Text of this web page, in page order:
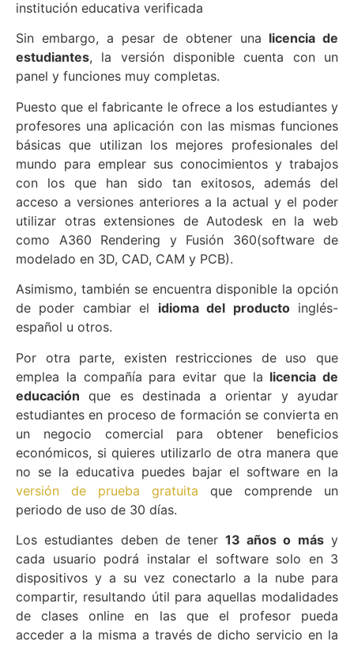
institución educativa verificada
Sin embargo, a pesar de obtener una licencia de
estudiantes, la versión disponible cuenta con un
panel y funciones muy completas.
Puesto que el fabricante le ofrece a los estudiantes y
profesores una aplicación con las mismas funciones
básicas que utilizan los mejores profesionales del
mundo para emplear sus conocimientos y trabajos
con los que han sido tan exitosos, además del
acceso a versiones anteriores a la actual y el poder
utilizar otras extensiones de Autodesk en la web
como A360 Rendering y Fusión 360(software de
modelado en 3D, CAD, CAM y PCB).
Asimismo, también se encuentra disponible la opción
de poder cambiar el idioma del productoinglés-
español u otros.
Por otra parte, existen restricciones de uso que
emplea la compañía para evitar que la licencia de
educación que es destinada a orientar y ayudar
estudiantes en proceso de formación se convierta en
un negocio comercial para obtener beneficios
económicos, si quieres utilizarlo de otra manera que
no se la educativa puedes bajar el software en la
versión de prueba gratuita que comprende un
periodo de uso de 30 días.
Los estudiantes deben de tener 13 años o másy
cada usuario podrá instalar el software solo en 3
dispositivos y a su vez conectarlo a la nube para
compartir, resultando útil para aquellas modalidades
de clases online en las que el profesor pueda
acceder a la misma a través de dicho servicio en la